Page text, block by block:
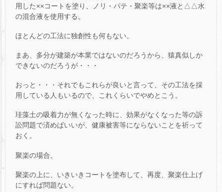
用した××コートを塗り、ノリ・パテ・聚楽等は××液と△△水
の混合液を使用する。
ほとんどの工法に独創性も何もない。
まあ、多分が建築が本業ではないのだろうから、猿真似しか
できないのだろうが・・・
おっと・・・それでもこれらが良いと言って、その工法を採
用している人もいるので、これくらいでやめとこう。
珪藻土の吸着力が無くなった時に、効果がなくなった等の訴
訟問題で済めばいいが、健康被害等にならないことを祈って
おく。
聚楽の場合。
聚楽の上に、いきいきコートを塗布して、再度、聚楽仕上げ
にすれば問題ない。